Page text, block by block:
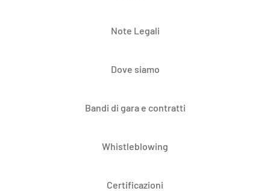
Note Legali
Dove siamo
Bandi di gara e contratti
Whistleblowing
Certificazioni